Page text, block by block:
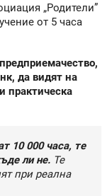
„Родители”
от 5 часа
да видят на
практическа
10 000 часа, те
ли не. Те
при реална